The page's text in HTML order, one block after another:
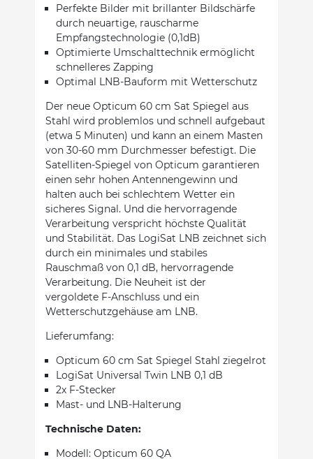
Perfekte Bilder mit brillanter Bildschärfe
durch neuartige, rauscharme
Empfangstechnologie (0,1dB)
Optimierte Umschalttechnik ermöglicht
schnelleres Zapping
Optimal LNB-Bauform mit Wetterschutz
Der neue Opticum 60 cm Sat Spiegel aus
Stahl wird problemlos und schnell aufgebaut
(etwa 5 Minuten) und kann an einem Masten
von 30-60 mm Durchmesser befestigt. Die
Satelliten-Spiegel von Opticum garantieren
einen sehr hohen Antennengewinn und
halten auch bei schlechtem Wetter ein
sicheres Signal. Und die hervorragende
Verarbeitung verspricht höchste Qualität
und Stabilität. Das LogiSat LNB zeichnet sich
durch ein minimales und stabiles
Rauschmaß von 0,1 dB, hervorragende
Verarbeitung. Die Neuheit ist der
vergoldete F-Anschluss und ein
Wetterschutzgehäuse am LNB.
Lieferumfang:
Opticum 60 cm Sat Spiegel Stahl ziegelrot
LogiSat Universal Twin LNB 0,1 dB
2x F-Stecker
Mast- und LNB-Halterung
Technische Daten:
Modell: Opticum 60 QA